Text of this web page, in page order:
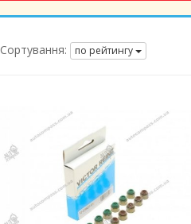
Сортування: по рейтингу